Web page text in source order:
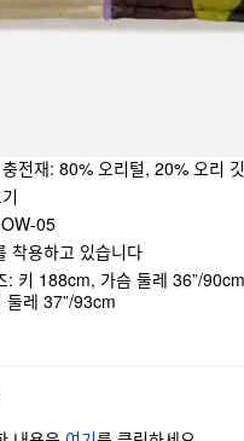
전재: 80% 오리털, 20% 오리
05
착용하고 있습니다
: 키 188cm, 가슴 둘레 36”/
둘레 37”/93cm